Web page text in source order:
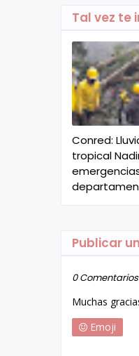
Tal vez te
Conred:
tropical
Publicar
0 Comentarios
Muchas
Emoji